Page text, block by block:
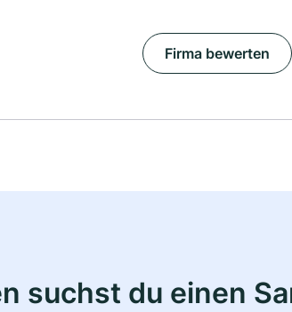
Firma bewerten
suchst du einen